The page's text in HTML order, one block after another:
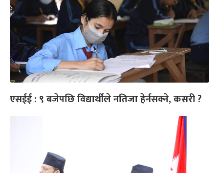
एसईई : ९ बजेपछि विद्यार्थीले नतिजा हेर्नसक्ने, कसरी ?